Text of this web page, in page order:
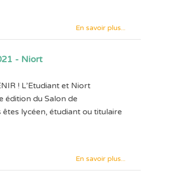
En savoir plus...
- Niort
! L’Etudiant et Niort
édition du Salon de
lycéen, étudiant ou titulaire
En savoir plus...